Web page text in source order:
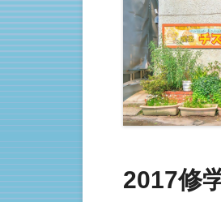
2017修